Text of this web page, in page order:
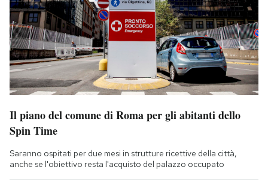
Il piano del comune di Roma per gli abitanti dello
Spin Time
Saranno ospitati per due mesi in strutture ricettive della città,
anche se l'obiettivo resta l'acquisto del palazzo occupato